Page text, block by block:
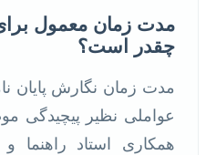
مدت زمان معمول برای
چقدر است؟
مدت زمان نگارش پایان
عواملی نظیر پیچیدگی
همکاری استاد راهنما